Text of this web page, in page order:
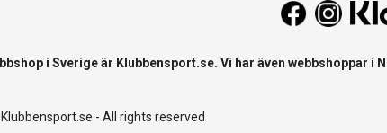
i Sverige är Klubbensport.se. Vi har även webbshoppar i
- All rights reserved